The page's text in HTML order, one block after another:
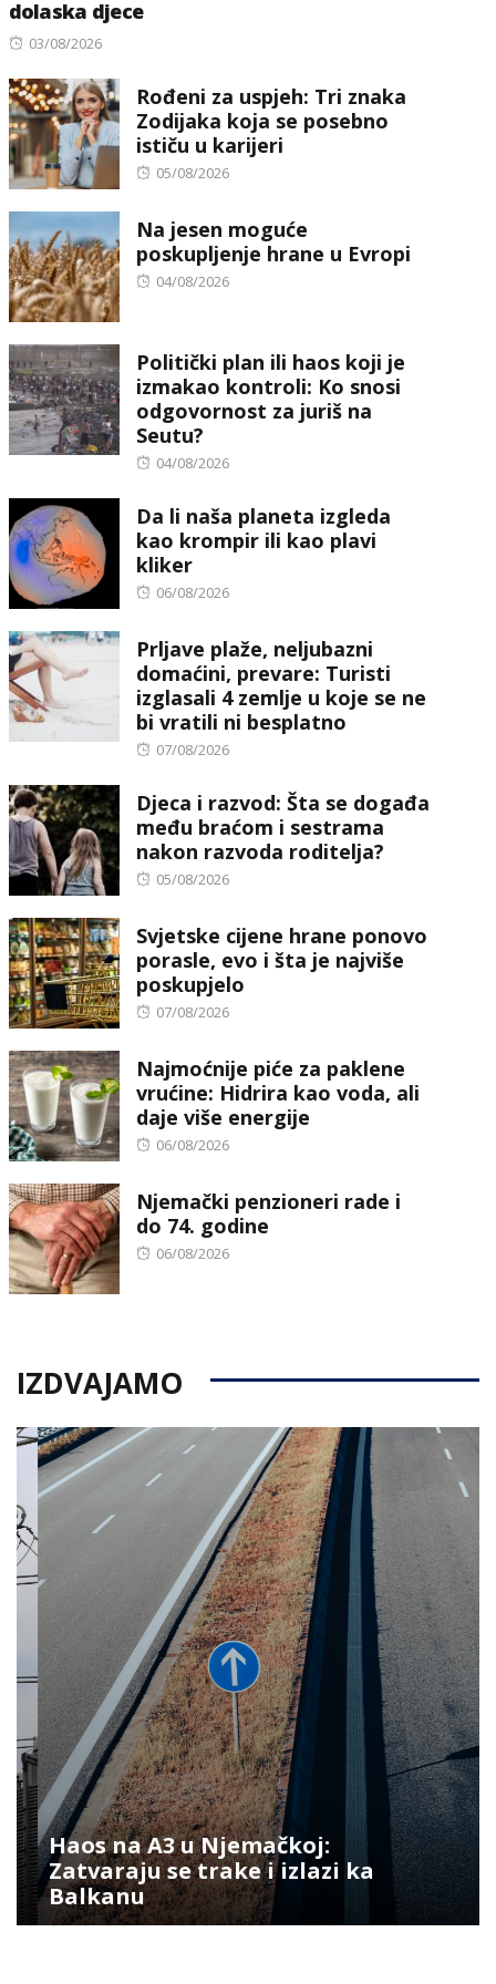
dolaska djece
Posted
03/08/2026
Rođeni za uspjeh: Tri znaka
Zodijaka koja se posebno
ističu u karijeri
Posted
05/08/2026
Na jesen moguće
poskupljenje hrane u Evropi
Posted
04/08/2026
Politički plan ili haos koji je
izmakao kontroli: Ko snosi
odgovornost za juriš na
Seutu?
Posted
04/08/2026
Da li naša planeta izgleda
kao krompir ili kao plavi
kliker
Posted
06/08/2026
Prljave plaže, neljubazni
domaćini, prevare: Turisti
izglasali 4 zemlje u koje se ne
bi vratili ni besplatno
Posted
07/08/2026
Djeca i razvod: Šta se događa
među braćom i sestrama
nakon razvoda roditelja?
Posted
05/08/2026
Svjetske cijene hrane ponovo
porasle, evo i šta je najviše
poskupjelo
Posted
07/08/2026
Najmoćnije piće za paklene
vrućine: Hidrira kao voda, ali
daje više energije
Posted
06/08/2026
Njemački penzioneri rade i
do 74. godine
Posted
06/08/2026
IZDVAJAMO
Haos na A3 u Njemačkoj:
Zatvaraju se trake i izlazi ka
Balkanu